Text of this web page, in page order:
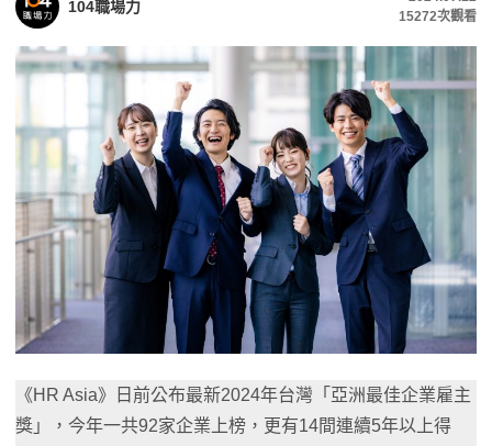
104職場力
15272次觀看
《HR Asia》日前公布最新2024年台灣「亞洲最佳企業雇主
獎」，今年一共92家企業上榜，更有14間連續5年以上得